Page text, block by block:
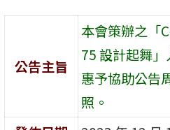
公告主旨
本會策辦之「
75 設計起舞
惠予協助公告
照。